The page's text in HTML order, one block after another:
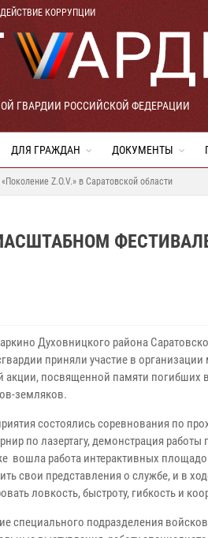
КОРРУПЦИИ
ГВАРДИИ РОССИЙСКОЙ ФЕДЕРАЦИИ
ДЛЯ ГРАЖДАН ДОКУМЕНТЫ
Z.O.V.» в Саратовской области
Духовницкого района
приняли участие в
акции, посвященной памяти погибших
земляков.
состоялись соревнования по
по лазертагу, демонстрация
вошла работа интерактивных
свои представления о службе, и в
ловкость, быстроту, гибкость и
специального подразделения